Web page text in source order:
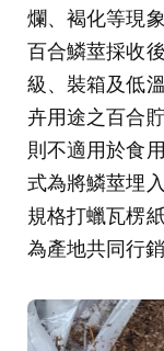
爛、褐化等現
百合鱗莖採收
級、裝箱及低
卉用途之百合
則不適用於食
式為將鱗莖埋
規格打蠟瓦楞
為產地共同行銷